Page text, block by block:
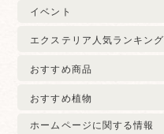
イベント
エクステリア人気ランキング
おすすめ商品
おすすめ植物
ホームページに関する情報